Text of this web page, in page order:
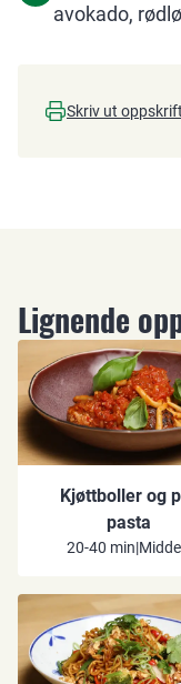
avokado,
Skriv ut oppskrift
Lignende
Kjøttboller og
pasta
20-40 min|